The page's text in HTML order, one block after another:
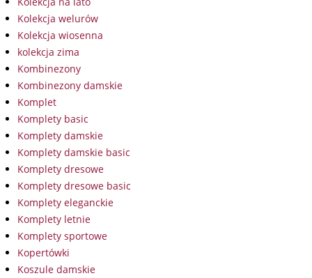
Kolekcja welurów
Kolekcja wiosenna
kolekcja zima
Kombinezony
Kombinezony damskie
Komplet
Komplety basic
Komplety damskie
Komplety damskie basic
Komplety dresowe
Komplety dresowe basic
Komplety eleganckie
Komplety letnie
Komplety sportowe
Kopertówki
Koszule damskie